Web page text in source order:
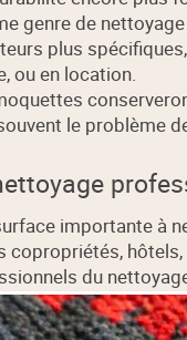
genre de
plus
ou en location.
le problème
importante à
copropriétés,
du